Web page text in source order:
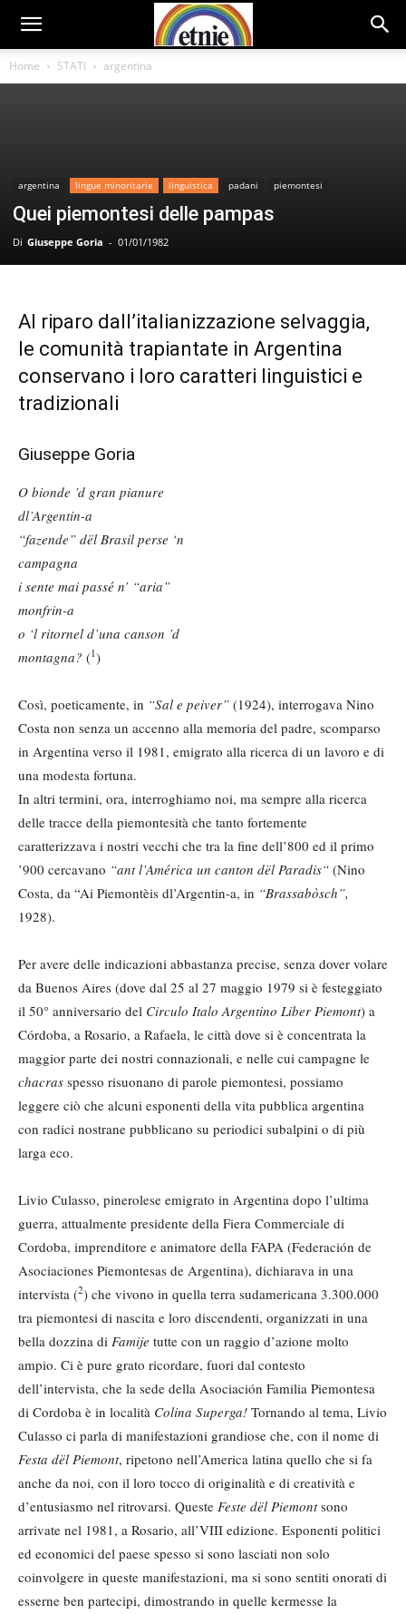
Home STATI argentina
argentina lingue minoritarie linguistica padani piemontesi
Quei piemontesi delle pampas
Di Giuseppe Goria - 01/01/1982
Al riparo dall’italianizzazione selvaggia,
le comunità trapiantate in Argentina
conservano i loro caratteri linguistici e
tradizionali
Giuseppe Goria
O bionde ’d gran pianure
dl’Argentin-a
“fazende” dël Brasil perse ‘n
campagna
i sente mai passé n’ “aria”
monfrin-a
o ‘l ritornel d’una canson ’d
montagna? (1)
Così, poeticamente, in “Sal e peiver” (1924), interrogava Nino
Costa non senza un accenno alla memoria del padre, scomparso
in Argentina verso il 1981, emigrato alla ricerca di un lavoro e di
una modesta fortuna.
In altri termini, ora, interroghiamo noi, ma sempre alla ricerca
delle tracce della piemontesità che tanto fortemente
caratterizzava i nostri vecchi che tra la fine dell’800 ed il primo
’900 cercavano “ant l’América un canton dël Paradis“ (Nino
Costa, da “Ai Piemontèis dl’Argentin-a, in “Brassabòsch”,
1928).
Per avere delle indicazioni abbastanza precise, senza dover volare
da Buenos Aires (dove dal 25 al 27 maggio 1979 si è festeggiato
il 50° anniversario del Circulo Italo Argentino Liber Piemont) a
Córdoba, a Rosario, a Rafaela, le città dove si è concentrata la
maggior parte dei nostri connazionali, e nelle cui campagne le
chacras spesso risuonano di parole piemontesi, possiamo
leggere ciò che alcuni esponenti della vita pubblica argentina
con radici nostrane pubblicano su periodici subalpini o di più
larga eco.
Livio Culasso, pinerolese emigrato in Argentina dopo l’ultima
guerra, attualmente presidente della Fiera Commerciale di
Cordoba, imprenditore e animatore della FAPA (Federación de
Asociaciones Piemontesas de Argentina), dichiarava in una
intervista (2) che vivono in quella terra sudamericana 3.300.000
tra piemontesi di nascita e loro discendenti, organizzati in una
bella dozzina di Famije tutte con un raggio d’azione molto
ampio. Ci è pure grato ricordare, fuori dal contesto
dell’intervista, che la sede della Asociación Familia Piemontesa
di Cordoba è in località Colina Superga! Tornando al tema, Livio
Culasso ci parla di manifestazioni grandiose che, con il nome di
Festa dël Piemont, ripetono nell’America latina quello che si fa
anche da noi, con il loro tocco di originalità e di creatività e
d’entusiasmo nel ritrovarsi. Queste Feste dël Piemontsono
arrivate nel 1981, a Rosario, all’VIII edizione. Esponenti politici
ed economici del paese spesso si sono lasciati non solo
coinvolgere in queste manifestazioni, ma si sono sentiti onorati di
esserne ben partecipi, dimostrando in quelle kermesse la